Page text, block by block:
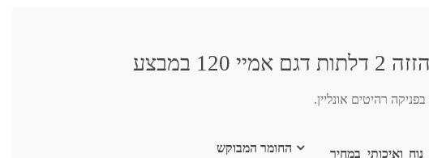
במבצע
ואיכותי במחיר
החומר המבוקש